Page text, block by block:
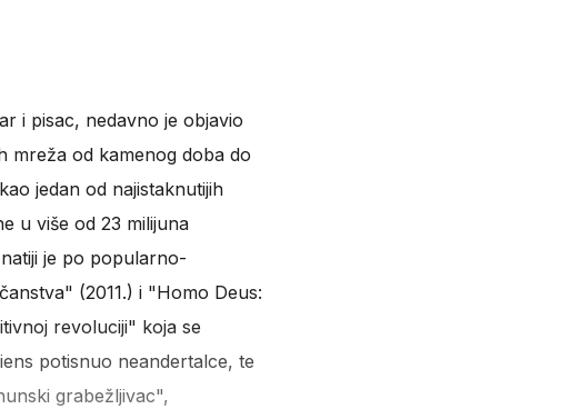
i pisac, nedavno je objavio
mreža od kamenog doba do
jedan od najistaknutijih
u više od 23 milijuna
je po popularno-
(2011.) i "Homo Deus:
revoluciji" koja se
potisnuo neandertalce, te
grabežljivac",